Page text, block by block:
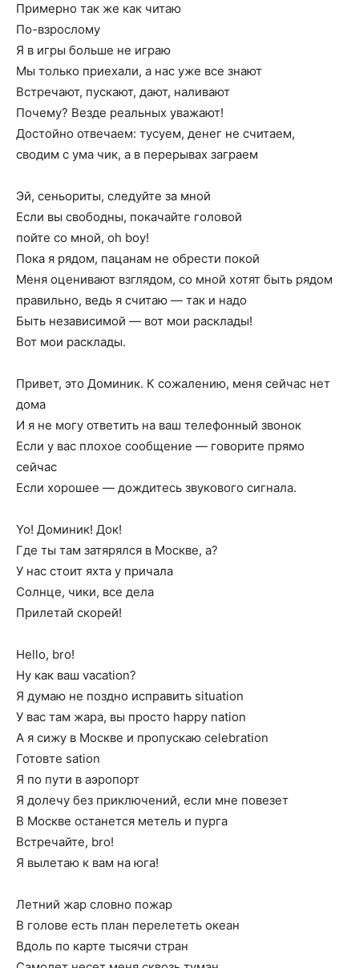
Примерно так же как читаю
По-взрослому
Я в игры больше не играю
Мы только приехали, а нас уже все знают
Встречают, пускают, дают, наливают
Почему? Везде реальных уважают!
Достойно отвечаем: тусуем, денег не считаем,
сводим с ума чик, а в перерывах заграем
Эй, сеньориты, следуйте за мной
Если вы свободны, покачайте головой
пойте со мной, оh boy!
Пока я рядом, пацанам не обрести покой
Меня оценивают взглядом, со мной хотят быть рядом
правильно, ведь я считаю — так и надо
Быть независимой — вот мои расклады!
Вот мои расклады.
Привет, это Доминик. К сожалению, меня сейчас нет
дома
И я не могу ответить на ваш телефонный звонок
Если у вас плохое сообщение — говорите прямо
сейчас
Если хорошее — дождитесь звукового сигнала.
Yo! Доминик! Док!
Где ты там затярялся в Москве, а?
У нас стоит яхта у причала
Солнце, чики, все дела
Прилетай скорей!
Hello, bro!
Ну как ваш vacation?
Я думаю не поздно исправить situation
У вас там жара, вы просто happy nation
А я сижу в Москве и пропускаю celebration
Готовте sation
Я по пути в аэропорт
Я долечу без приключений, если мне повезет
В Москве останется метель и пурга
Встречайте, bro!
Я вылетаю к вам на юга!
Летний жар словно пожар
В голове есть план перелететь океан
Вдоль по карте тысячи стран